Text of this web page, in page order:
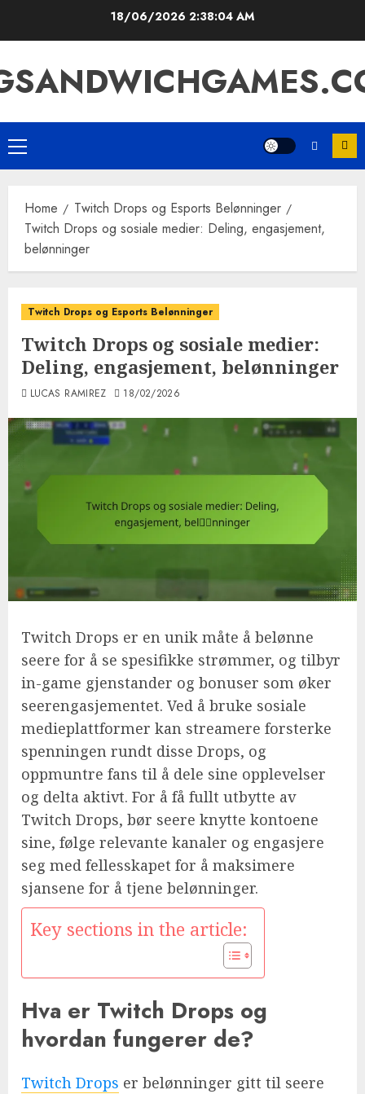
18/06/2026 2:38:05 AM
Primary
Menu
Home
Twitch Drops og Esports Belønninger
Twitch Drops og sosiale medier: Deling, engasjement,
belønninger
Twitch Drops og Esports Belønninger
Twitch Drops og sosiale medier:
Deling, engasjement, belønninger
LUCAS RAMIREZ 18/02/2026
Twitch Drops er en unik måte å belønne
seere for å se spesifikke strømmer, og tilbyr
in-game gjenstander og bonuser som øker
seerengasjementet. Ved å bruke sosiale
medieplattformer kan streamere forsterke
spenningen rundt disse Drops, og
oppmuntre fans til å dele sine opplevelser
og delta aktivt. For å få fullt utbytte av
Twitch Drops, bør seere knytte kontoene
sine, følge relevante kanaler og engasjere
seg med fellesskapet for å maksimere
sjansene for å tjene belønninger.
Key sections in the article:
Hva er Twitch Drops og
hvordan fungerer de?
Twitch Drops er belønninger gitt til seere